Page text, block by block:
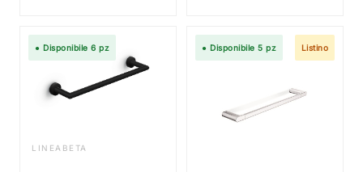
● Disponibile 6 pz
LINEABETA
● Disponibile 5 pz Listino